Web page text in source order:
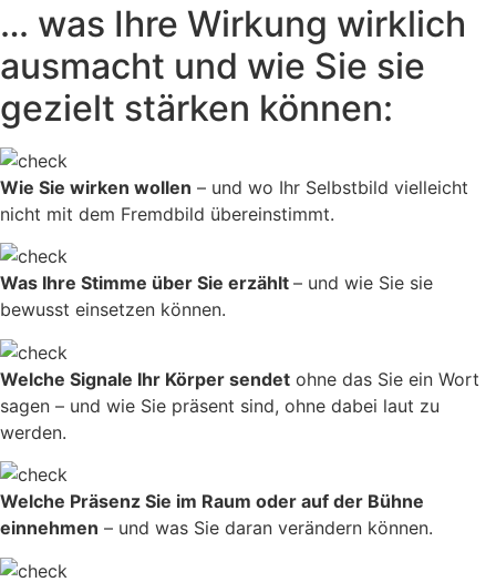
… was Ihre Wirkung wirklich
ausmacht und wie Sie sie
gezielt stärken können:
Wie Sie wirken wollen – und wo Ihr Selbstbild vielleicht
nicht mit dem Fremdbild übereinstimmt.
Was Ihre Stimme über Sie erzählt – und wie Sie sie
bewusst einsetzen können.
Welche Signale Ihr Körper sendet ohne das Sie ein Wort
sagen – und wie Sie präsent sind, ohne dabei laut zu
werden.
Welche Präsenz Sie im Raum oder auf der Bühne
einnehmen – und was Sie daran verändern können.